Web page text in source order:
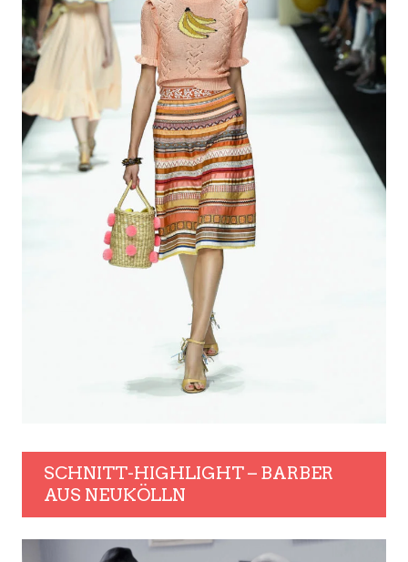
SCHNITT-HIGHLIGHT – BARBER
AUS NEUKÖLLN